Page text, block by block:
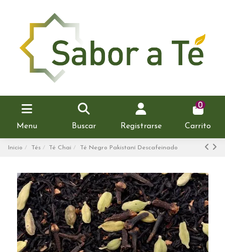
Menu Buscar Registrarse
0
Carrito
Inicio Tés Té Chai Té Negro Pakistaní Descafeinado